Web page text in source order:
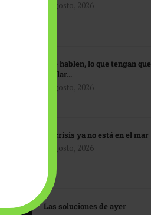
3 agosto, 2026
Que hablen, lo que tengan que
hablar…
3 agosto, 2026
La crisis ya no está en el mar
3 agosto, 2026
Las soluciones de ayer